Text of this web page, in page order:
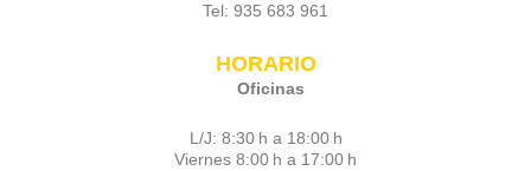
Tel: 935 683 961
HORARIO
Oficinas
L/J: 8:30 h a 18:00 h
Viernes 8:00 h a 17:00 h